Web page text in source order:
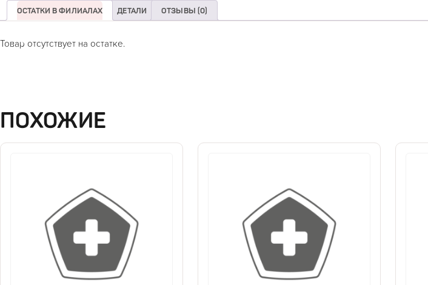
ОСТАТКИ В ФИЛИАЛАХ ДЕТАЛИ ОТЗЫВЫ (0)
Товар отсутствует на остатке.
ПОХОЖИЕ